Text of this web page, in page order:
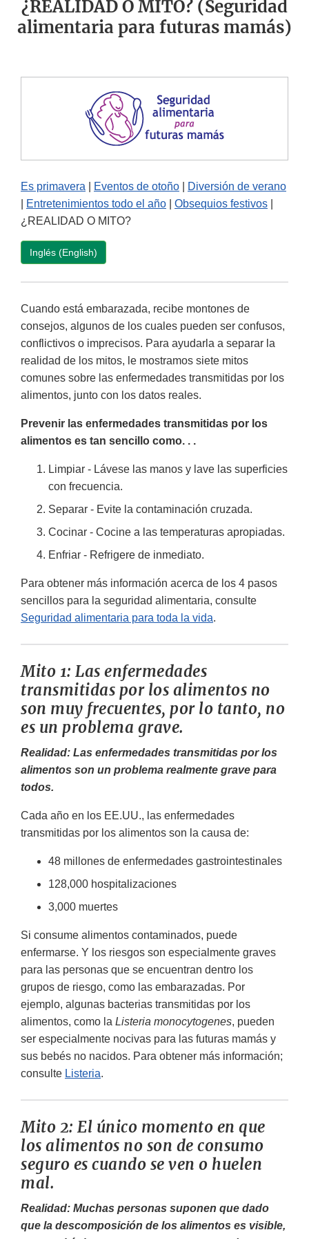
¿REALIDAD O MITO? (Seguridad
alimentaria para futuras mamás)
Es primavera Eventos de otoño
Diversión de verano
Entretenimientos todo el año Obsequios festivos
¿REALIDAD O MITO?
Inglés (English)
Cuando está embarazada, recibe montones de
consejos, algunos de los cuales pueden ser confusos,
conflictivos o imprecisos. Para ayudarla a separar la
realidad de los mitos, le mostramos siete mitos
comunes sobre las enfermedades transmitidas por los
alimentos, junto con los datos reales.
Prevenir las enfermedades transmitidas por los
alimentos es tan sencillo como. . .
Limpiar - Lávese las manos y lave las superficies
con frecuencia.
Separar - Evite la contaminación cruzada.
Cocinar - Cocine a las temperaturas apropiadas.
Enfriar - Refrigere de inmediato.
Para obtener más información acerca de los 4 pasos
sencillos para la seguridad alimentaria, consulte
Seguridad alimentaria para toda la vida.
Mito 1: Las enfermedades
transmitidas por los alimentos no
son muy frecuentes, por lo tanto, no
es un problema grave.
Realidad: Las enfermedades transmitidas por los
alimentos son un problema realmente grave para
todos.
Cada año en los EE.UU., las enfermedades
transmitidas por los alimentos son la causa de:
48 millones de enfermedades gastrointestinales
128,000 hospitalizaciones
3,000 muertes
Si consume alimentos contaminados, puede
enfermarse. Y los riesgos son especialmente graves
para las personas que se encuentran dentro los
grupos de riesgo, como las embarazadas. Por
ejemplo, algunas bacterias transmitidas por los
alimentos, como la Listeria monocytogenes, pueden
ser especialmente nocivas para las futuras mamás y
sus bebés no nacidos. Para obtener más información;
consulte Listeria.
Mito 2: El único momento en que
los alimentos no son de consumo
seguro es cuando se ven o huelen
mal.
Realidad: Muchas personas suponen que dado
que la descomposición de los alimentos es visible,